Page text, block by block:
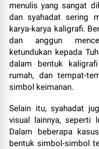
menulis yang sangat
dan syahadat sering
karya-karya kaligrafi.
dan anggun
ketundukan kepada
dalam bentuk
rumah, dan tempat-
simbol keimanan.
Selain itu, syahadat
visual lainnya, seperti
Dalam beberapa
bentuk simbol-simbol